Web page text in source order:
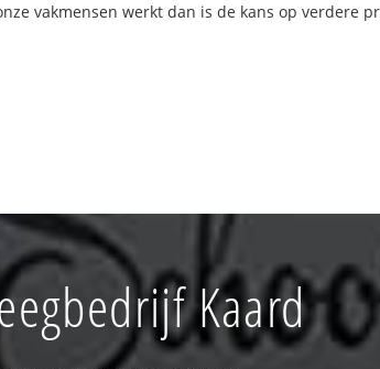
vakmensen werkt dan is de kans op verdere
Kaard